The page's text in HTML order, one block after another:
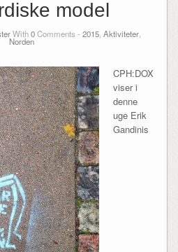
model
With0Comments - 2015 Aktiviteter
Norden
CPH:DOX
viser i
denne
uge Erik
Gandinis